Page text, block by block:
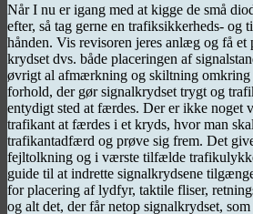
Når I nu er igang med at kigge de små
efter, så tag gerne en trafiksikkerheds- og
hånden. Vis revisoren jeres anlæg og få et
krydset dvs. både placeringen af
øvrigt al afmærkning og skiltning omkring
forhold, der gør signalkrydset trygt og
entydigt sted at færdes. Der er ikke noget
trafikant at færdes i et kryds, hvor man
trafikantadfærd og prøve sig frem. Det
fejltolkning og i værste tilfælde
guide til at indrette signalkrydsene
for placering af lydfyr, taktile fliser,
og alt det, der får netop signalkrydset, som